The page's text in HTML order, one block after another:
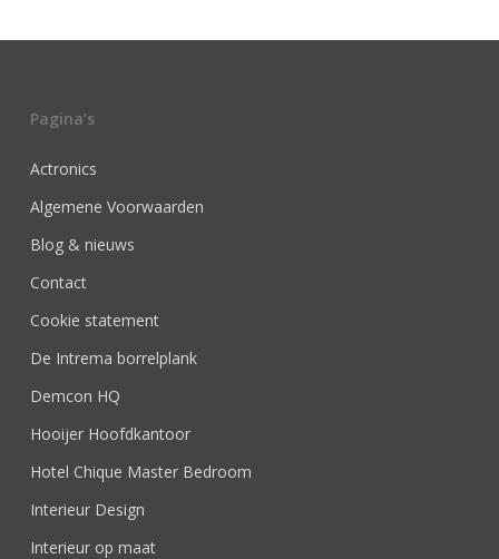
Pagina’s
Actronics
Algemene Voorwaarden
Blog & nieuws
Contact
Cookie statement
De Intrema borrelplank
Demcon HQ
Hooijer Hoofdkantoor
Hotel Chique Master Bedroom
Interieur Design
Interieur op maat